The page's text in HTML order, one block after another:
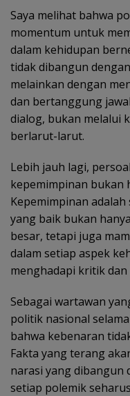
Saya melihat bahwa
momentum untuk
dalam kehidupan
tidak dibangun
melainkan dengan
dan bertanggung
dialog, bukan melalui
berlarut-larut.
Lebih jauh lagi,
kepemimpinan bukan
Kepemimpinan
yang baik bukan
besar, tetapi juga
dalam setiap aspek
menghadapi kritik
Sebagai wartawan
politik nasional
bahwa kebenaran
Fakta yang terang
narasi yang dibangun
setiap polemik